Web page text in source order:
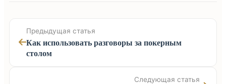
Предыдущая статья
Как использовать разговоры за покерным
столом
Следующая статья